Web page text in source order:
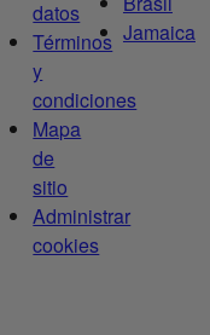
datos
Términos
y
condiciones
Mapa
de
sitio
Administrar
cookies
Jamaica